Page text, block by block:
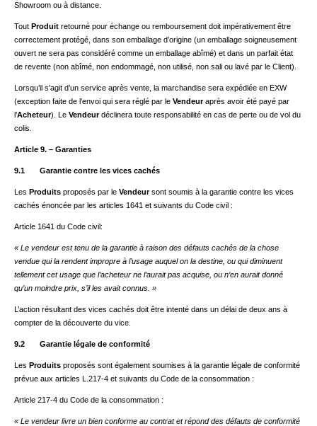
Showroom ou à distance.
Tout Produit retourné pour échange ou remboursement doit impérativement être
correctement protégé, dans son emballage d’origine (un emballage soigneusement
ouvert ne sera pas considéré comme un emballage abîmé) et dans un parfait état
de revente (non abîmé, non endommagé, non utilisé, non sali ou lavé par le Client).
Lorsqu’il s’agit d’un service après vente, la marchandise sera expédiée en EXW
(exception faite de l’envoi qui sera réglé par le Vendeuraprès avoir été payé par
l’Acheteur). Le Vendeurdéclinera toute responsabilité en cas de perte ou de vol du
colis.
Article 9. – Garanties
9.1 Garantie contre les vices cachés
Les Produits proposés par le Vendeursont soumis à la garantie contre les vices
cachés énoncée par les articles 1641 et suivants du Code civil :
Article 1641 du Code civil:
« Le vendeur est tenu de la garantie à raison des défauts cachés de la chose
vendue qui la rendent impropre à l’usage auquel on la destine, ou qui diminuent
tellement cet usage que l’acheteur ne l’aurait pas acquise, ou n’en aurait donné
qu’un moindre prix, s’il les avait connus. »
L’action résultant des vices cachés doit être intenté dans un délai de deux ans à
compter de la découverte du vice.
9.2 Garantie légale de conformité
Les Produits proposés sont également soumises à la garantie légale de conformité
prévue aux articles L.217-4 et suivants du Code de la consommation :
Article 217-4 du Code de la consommation :
« Le vendeur livre un bien conforme au contrat et répond des défauts de conformité